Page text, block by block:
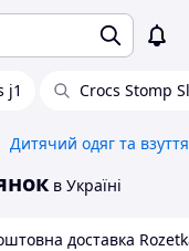
j1 Crocs Stomp
Дитячий одяг та взуття
в Україні
доставка